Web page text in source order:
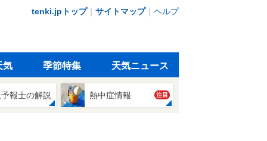
tenki.jpトップ｜ サイトマップ｜ ヘルプ
気 季節特集 天気ニュース
報士の解説 熱中症情報 注目